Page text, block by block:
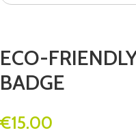
ECO-
BADGE
€15.00